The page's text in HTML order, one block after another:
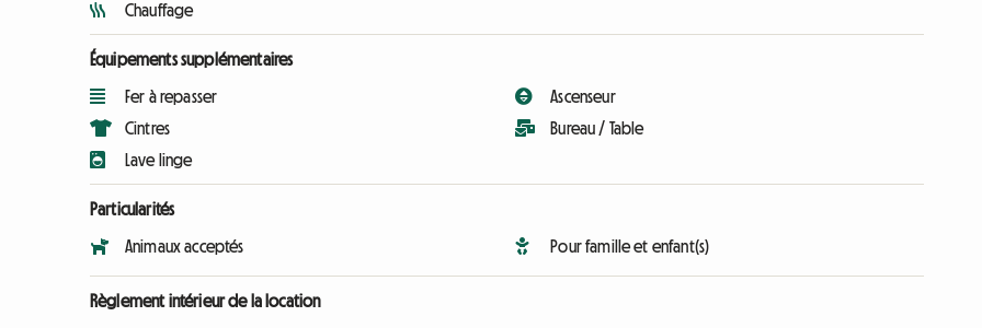
Chauffage
Équipements supplémentaires
Fer à repasser
Cintres
Lave linge
Ascenseur
Bureau / Table
Particularités
Animaux acceptés Pour famille et enfant(s)
Règlement intérieur de la location